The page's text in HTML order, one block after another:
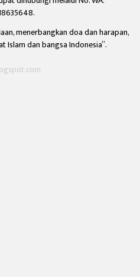
menerbangkan doa dan harapan,
Islam dan bangsa Indonesia”.